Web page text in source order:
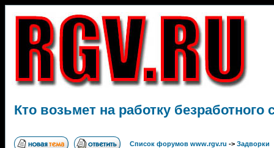
Кто возьмет на работку безработного
Список форумов www.rgv.ru -> Задворки